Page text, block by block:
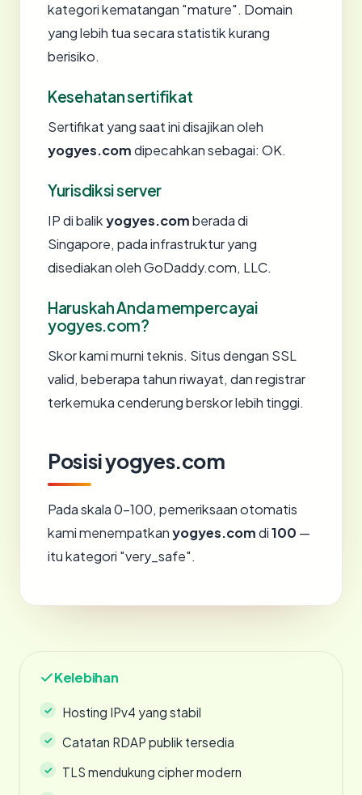
kategori kematangan "mature". Domain
yang lebih tua secara statistik kurang
berisiko.
Kesehatan sertifikat
Sertifikat yang saat ini disajikan oleh
yogyes.comdipecahkan sebagai: OK.
Yurisdiksi server
IP di balikyogyes.comberada di
Singapore, pada infrastruktur yang
disediakan oleh GoDaddy.com, LLC.
Haruskah Anda mempercayai
yogyes.com?
Skor kami murni teknis. Situs dengan SSL
valid, beberapa tahun riwayat, dan registrar
terkemuka cenderung berskor lebih tinggi.
Posisi yogyes.com
Pada skala 0-100, pemeriksaan otomatis
kami menempatkanyogyes.comdi100 —
itu kategori "very_safe".
Kelebihan
Hosting IPv4 yang stabil
Catatan RDAP publik tersedia
TLS mendukung cipher modern